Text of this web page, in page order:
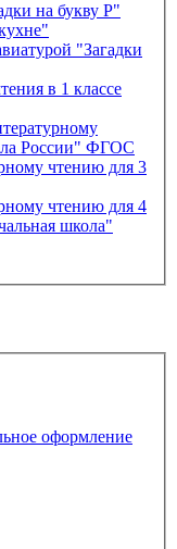
на букву Р"
"Загадки
в 1 классе
России" ФГОС
чтению для 3
чтению для 4
школа"
оформление